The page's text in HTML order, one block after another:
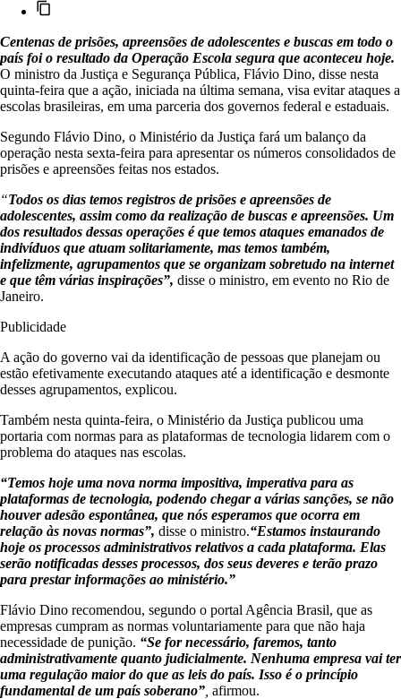
Centenas de prisões, apreensões de adolescentes e buscas em todo o
país foi o resultado da Operação Escola segura que aconteceu hoje.
O ministro da Justiça e Segurança Pública, Flávio Dino, disse nesta
quinta-feira que a ação, iniciada na última semana, visa evitar ataques a
escolas brasileiras, em uma parceria dos governos federal e estaduais.
Segundo Flávio Dino, o Ministério da Justiça fará um balanço da
operação nesta sexta-feira para apresentar os números consolidados de
prisões e apreensões feitas nos estados.
“Todos os dias temos registros de prisões e apreensões de
adolescentes, assim como da realização de buscas e apreensões. Um
dos resultados dessas operações é que temos ataques emanados de
indivíduos que atuam solitariamente, mas temos também,
infelizmente, agrupamentos que se organizam sobretudo na internet
e que têm várias inspirações”, disse o ministro, em evento no Rio de
Janeiro.
Publicidade
A ação do governo vai da identificação de pessoas que planejam ou
estão efetivamente executando ataques até a identificação e desmonte
desses agrupamentos, explicou.
Também nesta quinta-feira, o Ministério da Justiça publicou uma
portaria com normas para as plataformas de tecnologia lidarem com o
problema do ataques nas escolas.
“Temos hoje uma nova norma impositiva, imperativa para as
plataformas de tecnologia, podendo chegar a várias sanções, se não
houver adesão espontânea, que nós esperamos que ocorra em
relação às novas normas”, disse o ministro.“Estamos instaurando
hoje os processos administrativos relativos a cada plataforma. Elas
serão notificadas desses processos, dos seus deveres e terão prazo
para prestar informações ao ministério.”
Flávio Dino recomendou, segundo o portal Agência Brasil, que as
empresas cumpram as normas voluntariamente para que não haja
necessidade de punição. “Se for necessário, faremos, tanto
administrativamente quanto judicialmente. Nenhuma empresa vai ter
uma regulação maior do que as leis do país. Isso é o princípio
fundamental de um país soberano” afirmou.